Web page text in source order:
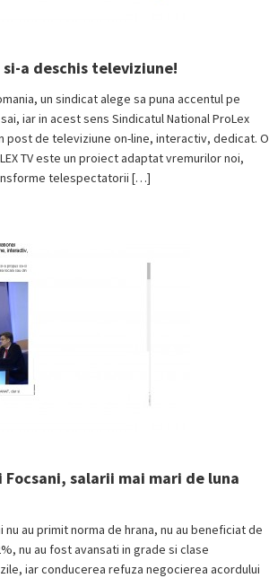
a deschis televiziune!
un sindicat alege sa puna accentul pe
iar in acest sens Sindicatul National ProLex
post de televiziune on-line, interactiv, dedicat. O
TV este un proiect adaptat vremurilor noi,
telespectatorii […]
salarii mai mari de luna
au primit norma de hrana, nu au beneficiat de
nu au fost avansati in grade si clase
iar conducerea refuza negocierea acordului